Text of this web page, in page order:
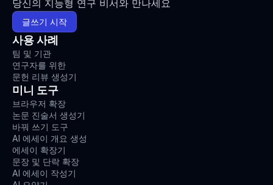
당신의 지능형 연구 비서와 만나세요
글쓰기 시작
사용 사례
팀 및 기관
연구자를 위한
문헌 리뷰 생성기
미니 도구
브라우저 확장
논문 진술서 생성기
바꿔 쓰기 도구
AI 에세이 개요 생성
에세이 확장기
문장 및 단락 확장
AI 에세이 작성기